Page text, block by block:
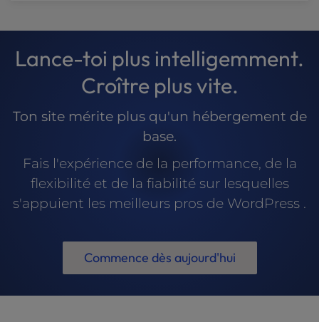
Lance-toi plus intelligemment.
Croître plus vite.
Ton site mérite plus qu'un hébergement de
base.
Fais l'expérience de la performance, de la
flexibilité et de la fiabilité sur lesquelles
s'appuient les meilleurs pros de WordPress .
Commence dès aujourd'hui